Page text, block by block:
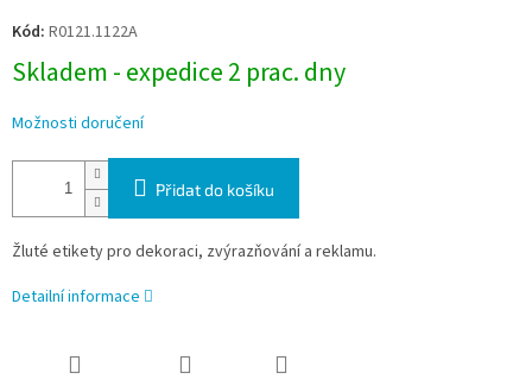
Měrná
cena:
Kód: R0121.1122A
Skladem - expedice 2 prac. dny
Možnosti doručení
Přidat do košíku
Žluté etikety pro dekoraci, zvýrazňování a reklamu.
Detailní informace